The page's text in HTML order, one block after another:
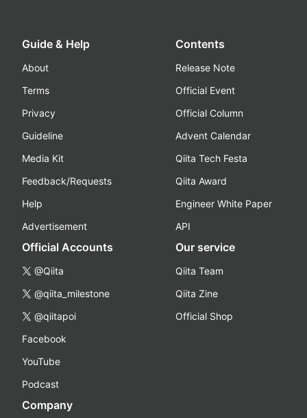
Guide & Help
About
Terms
Privacy
Guideline
Media Kit
Feedback/Requests
Help
Advertisement
Contents
Release Note
Official Event
Official Column
Advent Calendar
Qiita Tech Festa
Qiita Award
Engineer White Paper
API
Official Accounts
@Qiita
@qiita_milestone
@qiitapoi
Facebook
YouTube
Podcast
Our service
Qiita Team
Qiita Zine
Official Shop
Company